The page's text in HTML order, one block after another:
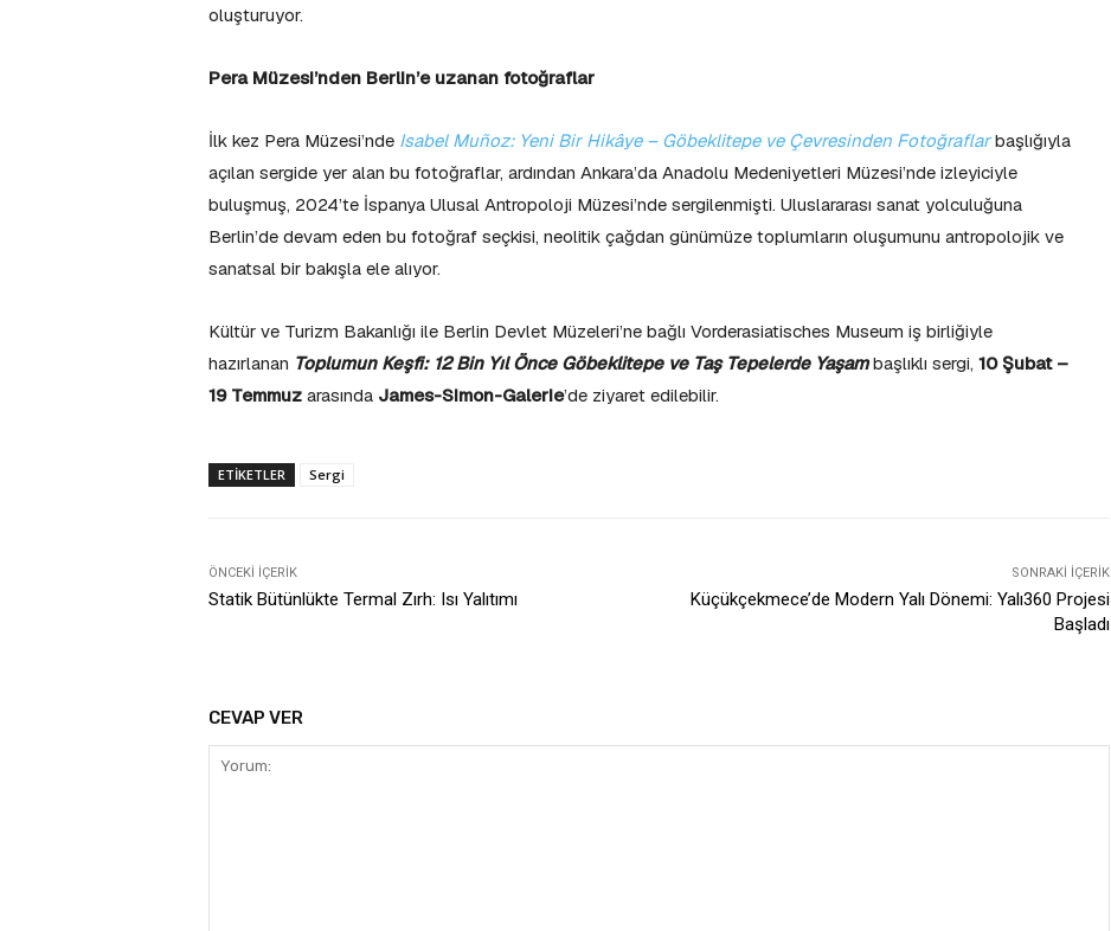
oluşturuyor.
Pera Müzesi’nden Berlin’e uzanan fotoğraflar
İlk kez Pera Müzesi’nde Isabel Muñoz: Yeni Bir Hikâye – Göbeklitepe ve Çevresinden Fotoğraflarbaşlığıyla
açılan sergide yer alan bu fotoğraflar, ardından Ankara’da Anadolu Medeniyetleri Müzesi’nde izleyiciyle
buluşmuş, 2024’te İspanya Ulusal Antropoloji Müzesi’nde sergilenmişti. Uluslararası sanat yolculuğuna
Berlin’de devam eden bu fotoğraf seçkisi, neolitik çağdan günümüze toplumların oluşumunu antropolojik ve
sanatsal bir bakışla ele alıyor.
Kültür ve Turizm Bakanlığı ile Berlin Devlet Müzeleri’ne bağlı Vorderasiatisches Museum iş birliğiyle
hazırlanan Toplumun Keşfi: 12 Bin Yıl Önce Göbeklitepe ve Taş Tepelerde Yaşambaşlıklı sergi, 10 Şubat –
19 Temmuz arasında James-Simon-Galerie’de ziyaret edilebilir.
ETIKETLER Sergi
ÖNCEKI İÇERIK
Statik Bütünlükte Termal Zırh: Isı Yalıtımı
SONRAKI İÇERIK
Küçükçekmece’de Modern Yalı Dönemi: Yalı360 Projesi
Başladı
CEVAP VER